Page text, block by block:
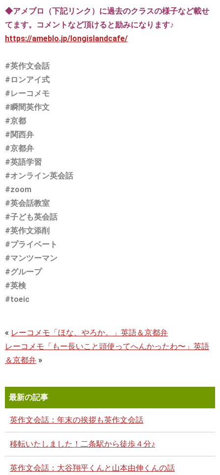
◆アメブロ（下記リンク）に過去のクラスの様子など載せ
てます。コメントなど頂けると励みになります♪
https://ameblo.jp/longislandcafe/
#英作文会話
#ロンアイ式
#レーコメモ
#瞬間英作文
#京都
#関西弁
#京都弁
#英語学習
#オンライン英会話
#zoom
#英会話教室
#子ども英会話
#英作文添削
#プライベート
#マンツーマン
#グループ
#英検
#toeic
« レーコメモ「ほな、やろか。」英語＆京都弁
レーコメモ「もー長いこと頭使ってへんかったわ〜」英語
＆京都弁 »
最新の記事
英作文会話：年末の挨拶も英作文会話
移転いたしました！二条駅から徒歩４分♪
英作文会話：大谷翔平くんと山本由伸くんの話